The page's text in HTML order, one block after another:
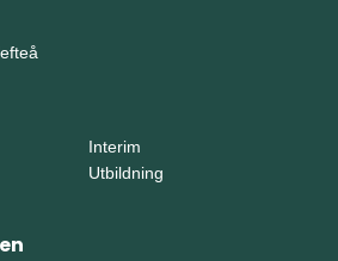
Interim
Utbildning